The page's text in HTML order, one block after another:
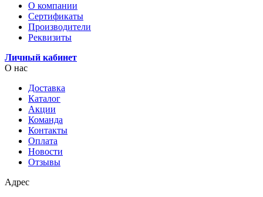
О компании
Сертификаты
Производители
Реквизиты
Личный кабинет
О нас
Доставка
Каталог
Акции
Команда
Контакты
Оплата
Новости
Отзывы
Адрес